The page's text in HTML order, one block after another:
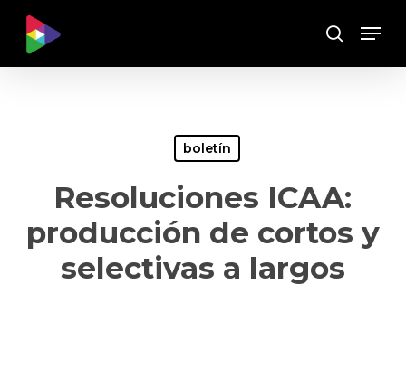
main
Buscar
Menu
boletín
Resoluciones ICAA:
producción de cortos y
selectivas a largos